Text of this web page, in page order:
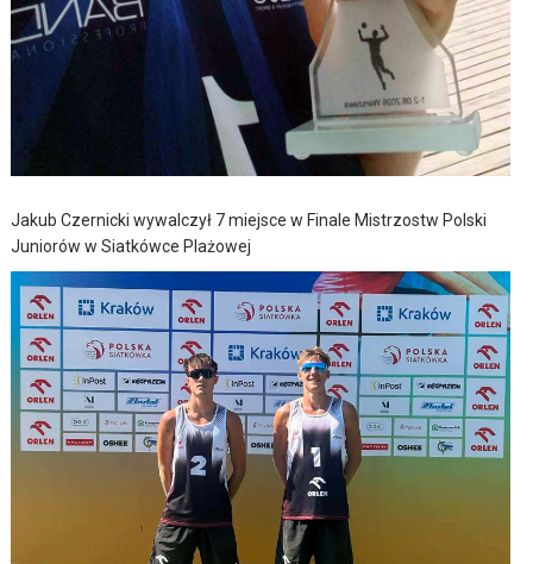
Jakub Czernicki wywalczył 7 miejsce w Finale Mistrzostw Polski
Juniorów w Siatkówce Plażowej